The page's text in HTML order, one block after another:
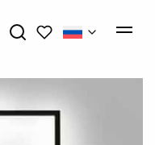
My wishlists